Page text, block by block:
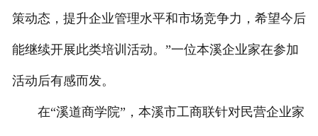
策动态，提升企业管理水平和市场竞争力，希望今后
能继续开展此类培训活动。”一位本溪企业家在参加
活动后有感而发。
在“溪道商学院”，本溪市工商联针对民营企业家